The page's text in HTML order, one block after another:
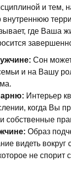
и тем,
где Ваша
Сон
и на Вашу
Интерьер
когда Вы
собственные
Образ
видеть вокруг
не спорит